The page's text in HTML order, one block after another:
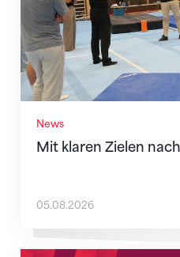
News
Mit klaren Zielen
05.08.2026